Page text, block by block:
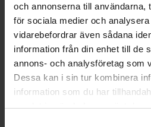
och annonserna till användarna,
för sociala medier och
vidarebefordrar även sådana
information från din enhet till de
annons- och analysföretag som
Dessa kan i sin tur kombinera
information som du har
samlat in när du har använt